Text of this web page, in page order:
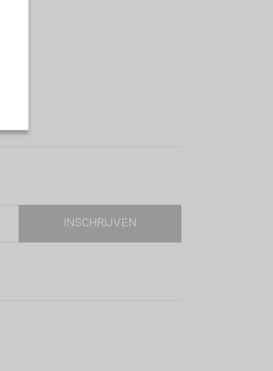
INSCHRIJVEN